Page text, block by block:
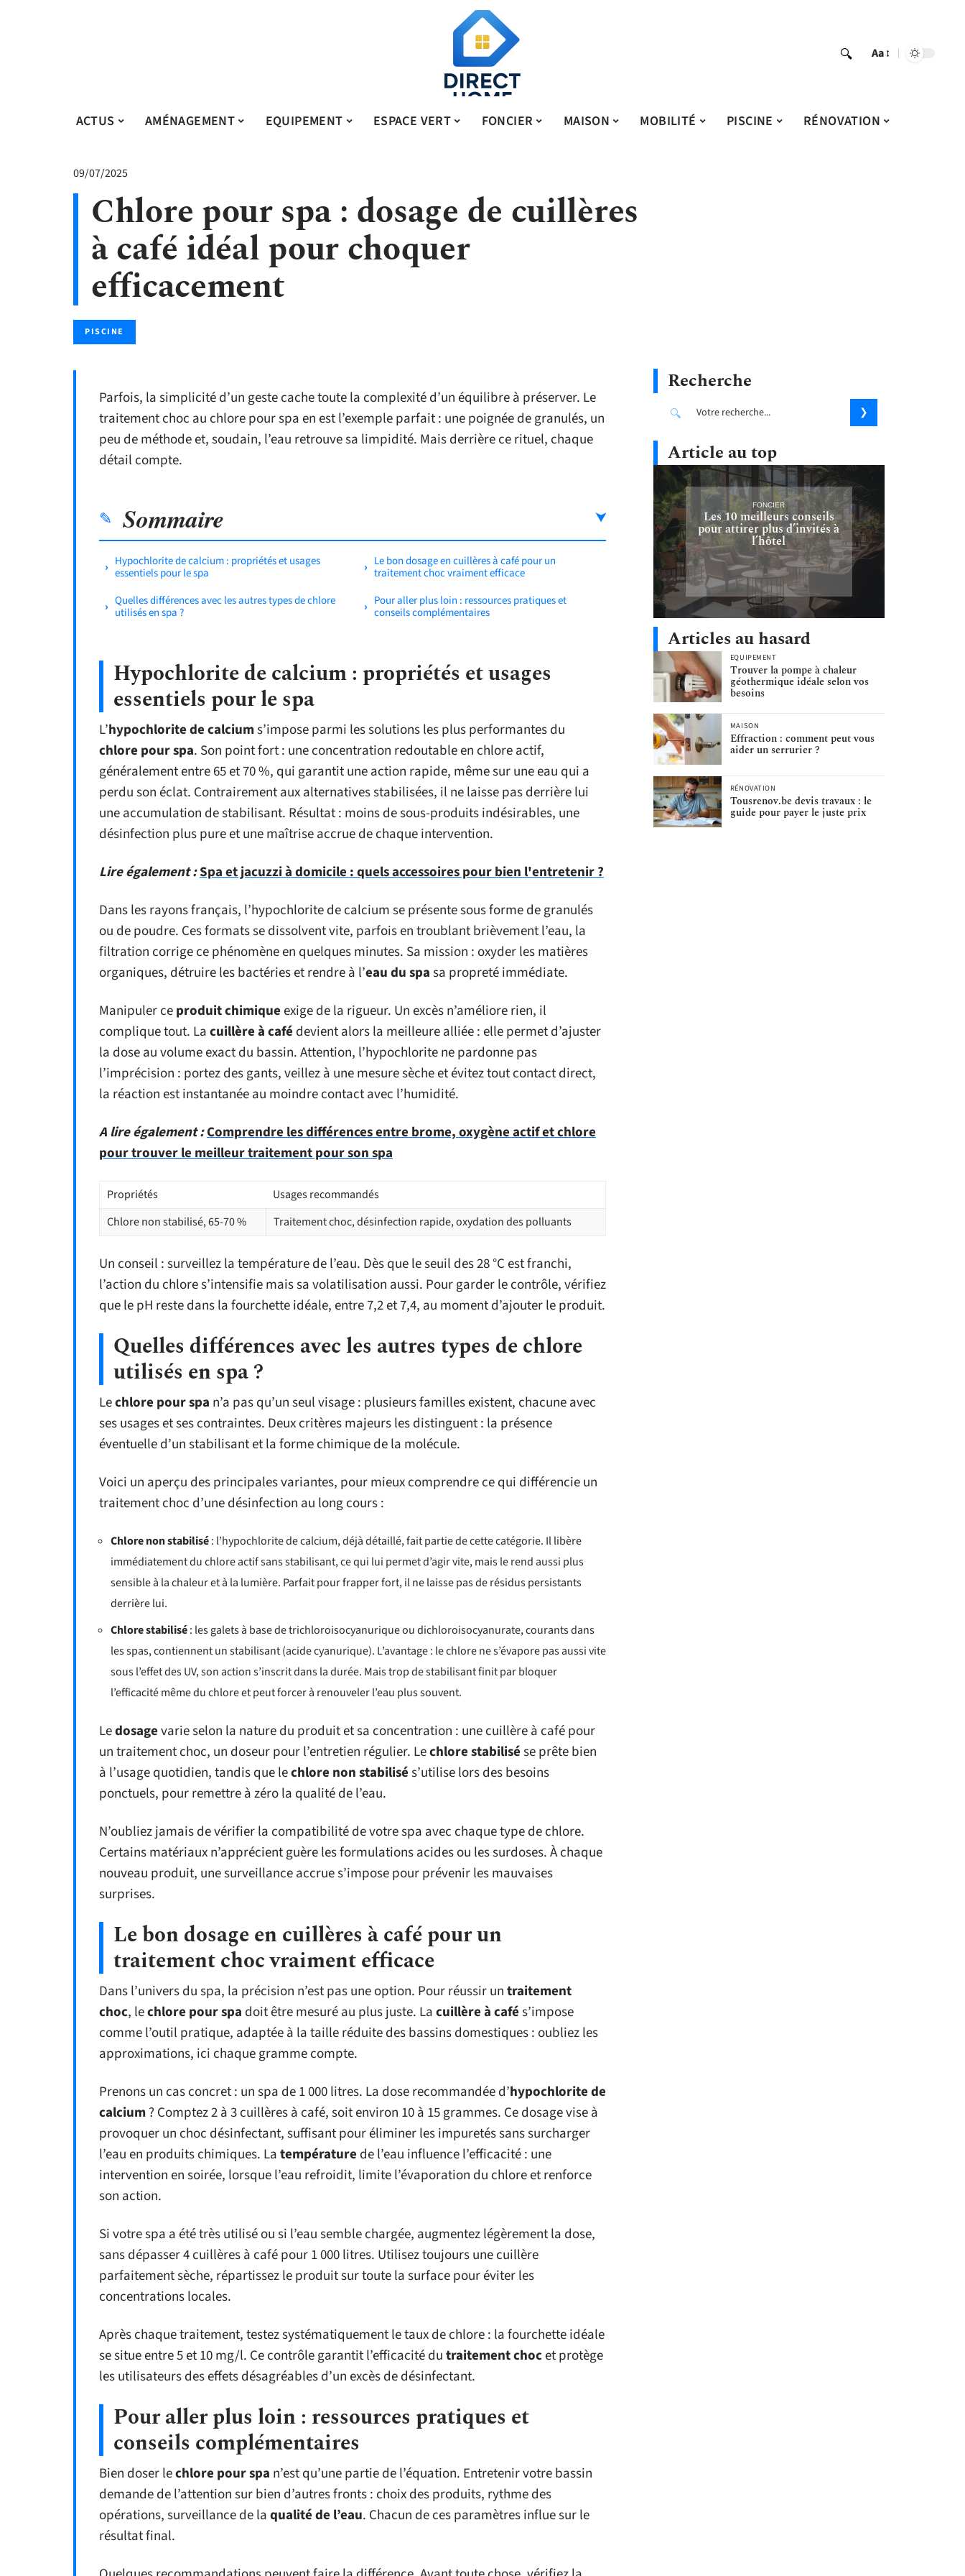
Aa
ACTUS AMÉNAGEMENT EQUIPEMENT ESPACE VERT FONCIER MAISON MOBILITÉ PISCINE RÉNOVATION
09/07/2025
Chlore pour spa : dosage de cuillères
à café idéal pour choquer
efficacement
PISCINE
Parfois, la simplicité d’un geste cache toute la complexité d’un équilibre à préserver. Le
traitement choc au chlore pour spa en est l’exemple parfait : une poignée de granulés, un
peu de méthode et, soudain, l’eau retrouve sa limpidité. Mais derrière ce rituel, chaque
détail compte.
Sommaire
Hypochlorite de calcium : propriétés et usages
essentiels pour le spa
Quelles différences avec les autres types de chlore
utilisés en spa ?
Le bon dosage en cuillères à café pour un
traitement choc vraiment efficace
Pour aller plus loin : ressources pratiques et
conseils complémentaires
Hypochlorite de calcium : propriétés et usages
essentiels pour le spa
L’hypochlorite de calciums’impose parmi les solutions les plus performantes du
chlore pour spa. Son point fort : une concentration redoutable en chlore actif,
généralement entre 65 et 70 %, qui garantit une action rapide, même sur une eau qui a
perdu son éclat. Contrairement aux alternatives stabilisées, il ne laisse pas derrière lui
une accumulation de stabilisant. Résultat : moins de sous-produits indésirables, une
désinfection plus pure et une maîtrise accrue de chaque intervention.
Lire également :Spa et jacuzzi à domicile : quels accessoires pour bien l'entretenir ?
Dans les rayons français, l’hypochlorite de calcium se présente sous forme de granulés
ou de poudre. Ces formats se dissolvent vite, parfois en troublant brièvement l’eau, la
filtration corrige ce phénomène en quelques minutes. Sa mission : oxyder les matières
organiques, détruire les bactéries et rendre à l’eau du spasa propreté immédiate.
Manipuler ceproduit chimiqueexige de la rigueur. Un excès n’améliore rien, il
complique tout. Lacuillère à café devient alors la meilleure alliée : elle permet d’ajuster
la dose au volume exact du bassin. Attention, l’hypochlorite ne pardonne pas
l’imprécision : portez des gants, veillez à une mesure sèche et évitez tout contact direct,
la réaction est instantanée au moindre contact avec l’humidité.
A lire également :Comprendre les différences entre brome, oxygène actif et chlore
pour trouver le meilleur traitement pour son spa
Propriétés
Usages recommandés
Chlore non stabilisé, 65-70 %
Traitement choc, désinfection rapide, oxydation des polluants
Un conseil : surveillez la température de l’eau. Dès que le seuil des 28 °C est franchi,
l’action du chlore s’intensifie mais sa volatilisation aussi. Pour garder le contrôle, vérifiez
que le pH reste dans la fourchette idéale, entre 7,2 et 7,4, au moment d’ajouter le produit.
Quelles différences avec les autres types de chlore
utilisés en spa ?
Lechlore pour spa n’a pas qu’un seul visage : plusieurs familles existent, chacune avec
ses usages et ses contraintes. Deux critères majeurs les distinguent : la présence
éventuelle d’un stabilisant et la forme chimique de la molécule.
Voici un aperçu des principales variantes, pour mieux comprendre ce qui différencie un
traitement choc d’une désinfection au long cours :
Chlore non stabilisé: l’hypochlorite de calcium, déjà détaillé, fait partie de cette catégorie. Il libère
immédiatement du chlore actif sans stabilisant, ce qui lui permet d’agir vite, mais le rend aussi plus
sensible à la chaleur et à la lumière. Parfait pour frapper fort, il ne laisse pas de résidus persistants
derrière lui.
Chlore stabilisé: les galets à base de trichloroisocyanurique ou dichloroisocyanurate, courants dans
les spas, contiennent un stabilisant (acide cyanurique). L’avantage : le chlore ne s’évapore pas aussi vite
sous l’effet des UV, son action s’inscrit dans la durée. Mais trop de stabilisant finit par bloquer
l’efficacité même du chlore et peut forcer à renouveler l’eau plus souvent.
Ledosagevarie selon la nature du produit et sa concentration : une cuillère à café pour
un traitement choc, un doseur pour l’entretien régulier. Lechlore stabilisése prête bien
à l’usage quotidien, tandis que lechlore non stabilisés’utilise lors des besoins
ponctuels, pour remettre à zéro la qualité de l’eau.
N’oubliez jamais de vérifier la compatibilité de votre spa avec chaque type de chlore.
Certains matériaux n’apprécient guère les formulations acides ou les surdoses. À chaque
nouveau produit, une surveillance accrue s’impose pour prévenir les mauvaises
surprises.
Le bon dosage en cuillères à café pour un
traitement choc vraiment efficace
Dans l’univers du spa, la précision n’est pas une option. Pour réussir untraitement
choc, lechlore pour spa doit être mesuré au plus juste. Lacuillère à cafés’impose
comme l’outil pratique, adaptée à la taille réduite des bassins domestiques : oubliez les
approximations, ici chaque gramme compte.
Prenons un cas concret : un spa de 1 000 litres. La dose recommandée d’hypochlorite de
calcium? Comptez 2 à 3 cuillères à café, soit environ 10 à 15 grammes. Ce dosage vise à
provoquer un choc désinfectant, suffisant pour éliminer les impuretés sans surcharger
l’eau en produits chimiques. Latempérature de l’eau influence l’efficacité : une
intervention en soirée, lorsque l’eau refroidit, limite l’évaporation du chlore et renforce
son action.
Si votre spa a été très utilisé ou si l’eau semble chargée, augmentez légèrement la dose,
sans dépasser 4 cuillères à café pour 1 000 litres. Utilisez toujours une cuillère
parfaitement sèche, répartissez le produit sur toute la surface pour éviter les
concentrations locales.
Après chaque traitement, testez systématiquement le taux de chlore : la fourchette idéale
se situe entre 5 et 10 mg/l. Ce contrôle garantit l’efficacité dutraitement chocet protège
les utilisateurs des effets désagréables d’un excès de désinfectant.
Pour aller plus loin : ressources pratiques et
conseils complémentaires
Bien doser lechlore pour spa n’est qu’une partie de l’équation. Entretenir votre bassin
demande de l’attention sur bien d’autres fronts : choix des produits, rythme des
opérations, surveillance de laqualité de l’eau. Chacun de ces paramètres influe sur le
résultat final.
Recherche
Article au top
FONCIER
Les 10 meilleurs conseils
pour attirer plus d’invités à
l’hôtel
Articles au hasard
EQUIPEMENT
Trouver la pompe à chaleur
géothermique idéale selon vos
besoins
MAISON
Effraction : comment peut vous
aider un serrurier ?
RÉNOVATION
Tousrenov.be devis travaux : le
guide pour payer le juste prix